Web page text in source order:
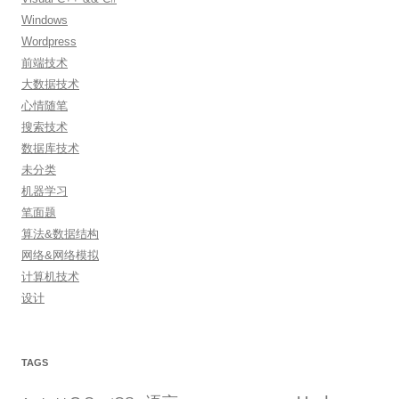
Windows
Wordpress
前端技术
大数据技术
心情随笔
搜索技术
数据库技术
未分类
机器学习
笔面题
算法&数据结构
网络&网络模拟
计算机技术
设计
TAGS